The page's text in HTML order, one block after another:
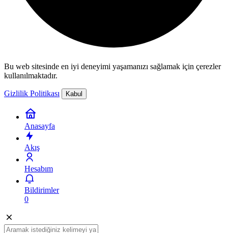
Bu web sitesinde en iyi deneyimi yaşamanızı sağlamak için çerezler
kullanılmaktadır.
Gizlilik Politikası Kabul
Anasayfa
Akış
Hesabım
Bildirimler
0